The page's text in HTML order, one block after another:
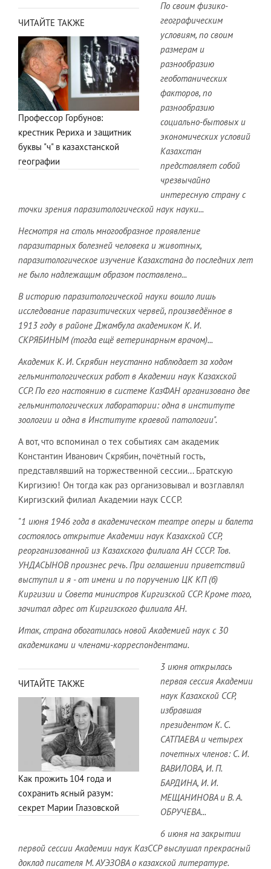
ЧИТАЙТЕ ТАКЖЕ
Профессор Горбунов:
крестник Рериха и защитник
буквы "ч" в казахстанской
географии
По своим физико-
географическим
условиям, по своим
размерам и
разнообразию
геоботанических
факторов, по
разнообразию
социально-бытовых и
экономических условий
Казахстан
представляет собой
чрезвычайно
интересную страну с
точки зрения паразитологической наук науки...
Несмотря на столь многообразное проявление
паразитарных болезней человека и животных,
паразитологическое изучение Казахстана до последних лет
не было надлежащим образом поставлено...
В историю паразитологической науки вошло лишь
исследование паразитических червей, произведённое в
1913 году в районе Джамбула академиком К. И.
СКРЯБИНЫМ (тогда ещё ветеринарным врачом)...
Академик К. И. Скрябин неустанно наблюдает за ходом
гельминтологических работ в Академии наук Казахской
ССР. По его настоянию в системе КазФАН организовано две
гельминтологических лаборатории: одна в институте
зоологии и одна в Институте краевой патологии".
А вот, что вспоминал о тех событиях сам академик
Константин Иванович Скрябин, почётный гость,
представлявший на торжественной сессии... Братскую
Киргизию! Он тогда как раз организовывал и возглавлял
Киргизский филиал Академии наук СССР.
"1 июня 1946 года в академическом театре оперы и балета
состоялось открытие Академии наук Казахской ССР,
реорганизованной из Казахского филиала АН СССР. Тов.
УНДАСЫНОВ произнес речь. При оглашении приветствий
выступил и я - от имени и по поручению ЦК КП (б)
Киргизии и Совета министров Киргизской ССР. Кроме того,
зачитал адрес от Киргизского филиала АН.
Итак, страна обогатилась новой Академией наук с 30
академиками и членами-корреспондентами.
ЧИТАЙТЕ ТАКЖЕ
Как прожить 104 года и
сохранить ясный разум:
секрет Марии Глазовской
3 июня открылась
первая сессия Академии
наук Казахской ССР,
избравшая
президентом К. С.
САТПАЕВА и четырех
почетных членов: С. И.
ВАВИЛОВА, И. П.
БАРДИНА, И. И.
МЕЩАНИНОВА и В. А.
ОБРУЧЕВА...
6 июня на закрытии
первой сессии Академии наук КазССР выслушал прекрасный
доклад писателя М. АУЭЗОВА о казахской литературе.